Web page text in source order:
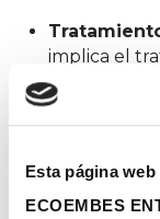
Esta página
ECOEMBES
implica el
o
los seres
en las
residuales,